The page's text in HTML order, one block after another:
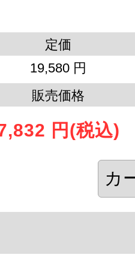
定価
19,580 円
販売価格
円 (税込)